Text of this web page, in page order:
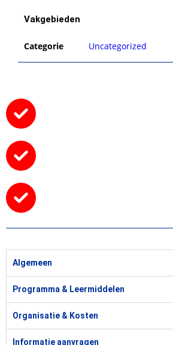
Vakgebieden
Categorie Uncategorized
Algemeen
Programma & Leermiddelen
Organisatie & Kosten
Informatie aanvragen